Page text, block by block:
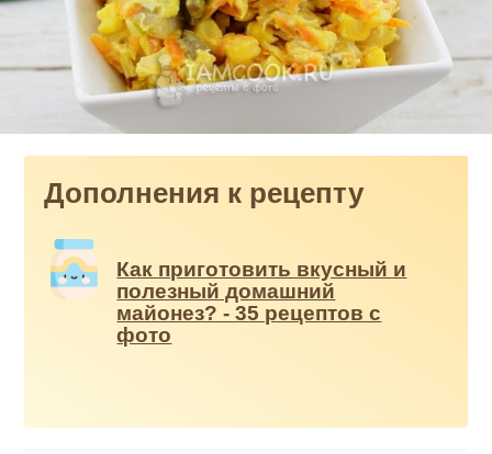
Дополнения к рецепту
Как приготовить вкусный и
полезный домашний
майонез? - 35 рецептов с
фото